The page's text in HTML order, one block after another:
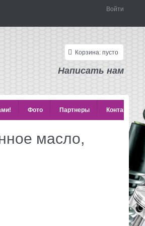
Войти
Корзина: пусто
Написать нам
Фото Партнеры Контакты
масло,